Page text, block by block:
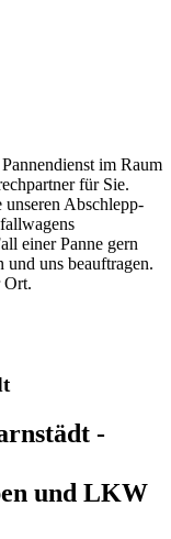
im Raum
für Sie.
Abschlepp-
einer Panne gern
und uns beauftragen.
Ort.
-
und LKW